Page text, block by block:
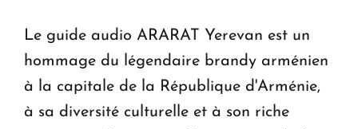
Le premier hôtel Hyatt Regency d'Arménie
ouvrira ses portes à Dilijan
Le guide audio ARARAT Yerevan est un
hommage du légendaire brandy arménien
à la capitale de la République d'Arménie,
à sa diversité culturelle et à son riche